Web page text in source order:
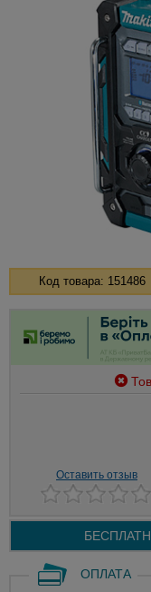
Код товара: 151486
Оставить отзыв
ОПЛАТА